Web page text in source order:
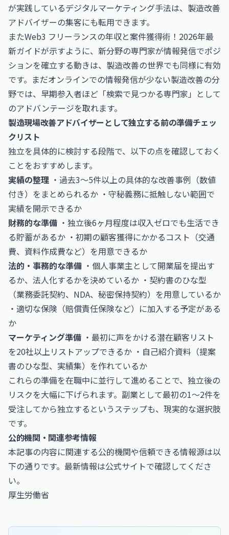
が実践しているデジタルマーケティング手法は、製造改善
アドバイザーの集客にも転用できます。
またWeb3 フリーランスの年収と案件獲得術！2026年最
新ガイドが示すように、新分野の専門家が情報発信でポジ
ションを確立する動きは、製造改善の世界でも同様に有効
です。まだオンラインでの情報発信が少ない製造改善の分
野では、早期参入者ほど「検索で見つかる専門家」として
のアドバンテージを取れます。
製造現場改善アドバイザーとして独立する前の準備チェッ
クリスト
独立を具体的に検討する段階で、以下の点を確認しておく
ことをおすすめします。
実績の整理 ・過去3〜5件以上の具体的な改善事例（数値
付き）をまとめられるか ・守秘義務に抵触しない範囲で
実績を開示できるか
財務的な準備 ・独立後6ヶ月程度は収入ゼロでも生活でき
る貯蓄があるか ・初期の顧客獲得にかかるコスト（交通
費、資料作成費など）を用意できるか
法的・事務的な準備 ・個人事業主として開業届を提出す
るか、法人化するかを決めているか ・契約書のひな型
（業務委託契約、NDA、秘密保持契約）を用意しているか
・適切な保険（賠償責任保険など）に加入する予定がある
か
マーケティング準備 ・最初に声をかける潜在顧客リスト
を20社以上リストアップできるか ・自己紹介資料（提案
書のひな型、実績集）を作れているか
これらの準備を在職中に並行して進めることで、独立後の
リスクを大幅に下げられます。副業として最初の1〜2件を
受注してから独立するというステップも、現実的な選択肢
です。
公的機関・関連参考情報
本記事の内容に関連する公的機関や信頼できる情報源は以
下の通りです。最新情報は公式サイトで確認してくださ
い。
厚生労働省